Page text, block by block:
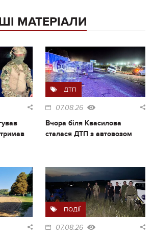
МАТЕРІАЛИ
ДТП
07.08.26
Вчора біля Квасилова
сталася ДТП з автовозом
ПОДІЇ
07.08.26